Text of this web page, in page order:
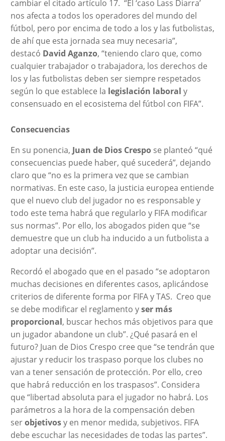
cambiar el citado artículo 17. “El ‘caso Lass Diarra’
nos afecta a todos los operadores del mundo del
fútbol, pero por encima de todo a los y las futbolistas,
de ahí que esta jornada sea muy necesaria”,
destacó David Aganzo, “teniendo claro que, como
cualquier trabajador o trabajadora, los derechos de
los y las futbolistas deben ser siempre respetados
según lo que establece la legislación laboral y
consensuado en el ecosistema del fútbol con FIFA”.
Consecuencias
En su ponencia, Juan de Dios Crespose planteó “qué
consecuencias puede haber, qué sucederá”, dejando
claro que “no es la primera vez que se cambian
normativas. En este caso, la justicia europea entiende
que el nuevo club del jugador no es responsable y
todo este tema habrá que regularlo y FIFA modificar
sus normas”. Por ello, los abogados piden que “se
demuestre que un club ha inducido a un futbolista a
adoptar una decisión”.
Recordó el abogado que en el pasado “se adoptaron
muchas decisiones en diferentes casos, aplicándose
criterios de diferente forma por FIFA y TAS. Creo que
se debe modificar el reglamento yser más
proporcional, buscar hechos más objetivos para que
un jugador abandone un club”. ¿Qué pasará en el
futuro? Juan de Dios Crespo cree que “se tendrán que
ajustar y reducir los traspaso porque los clubes no
van a tener sensación de protección. Por ello, creo
que habrá reducción en los traspasos”. Considera
que “libertad absoluta para el jugador no habrá. Los
parámetros a la hora de la compensación deben
serobjetivosy en menor medida, subjetivos. FIFA
debe escuchar las necesidades de todas las partes”.